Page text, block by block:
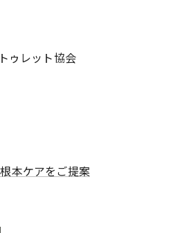
ゥレット協会
本ケアをご提案